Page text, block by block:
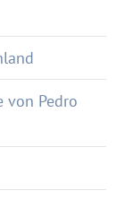
von Pedro